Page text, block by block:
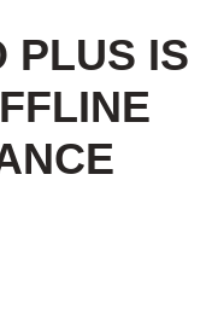
PLUS IS